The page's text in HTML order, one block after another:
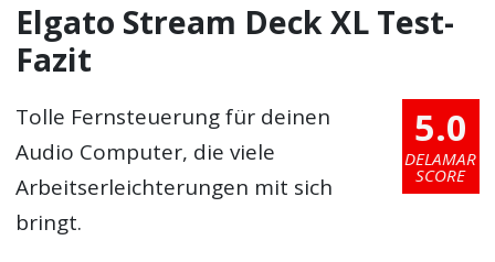
Elgato Stream Deck XL Test-
Fazit
5.0
DELAMAR
SCORE
Tolle Fernsteuerung für deinen
Audio Computer, die viele
Arbeitserleichterungen mit sich
bringt.